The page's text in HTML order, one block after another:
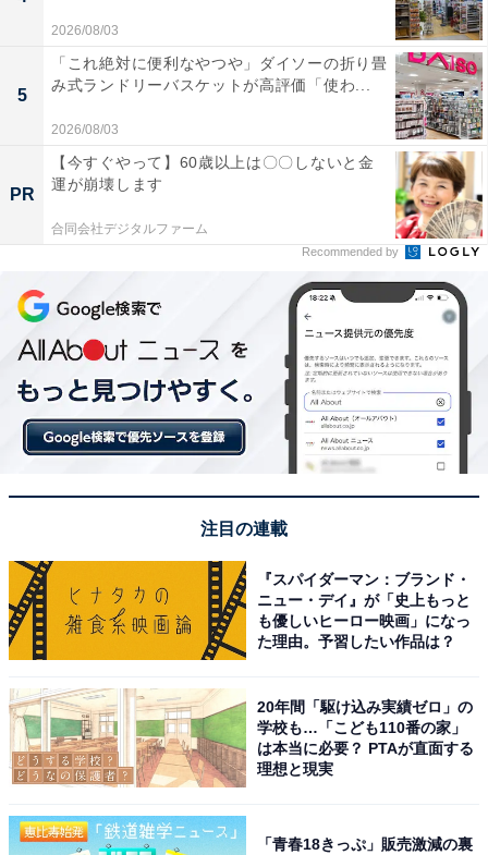
2026/08/03
5
「これ絶対に便利なやつや」ダイソーの折り畳
み式ランドリーバスケットが高評価「使わ...
2026/08/03
PR
【今すぐやって】60歳以上は〇〇しないと金
運が崩壊します
合同会社デジタルファーム
Recommended by
注目の連載
『スパイダーマン：ブランド・
ニュー・デイ』が「史上もっと
も優しいヒーロー映画」になっ
た理由。予習したい作品は？
20年間「駆け込み実績ゼロ」の
学校も…「こども110番の家」
は本当に必要？ PTAが直面する
理想と現実
「青春18きっぷ」販売激減の裏